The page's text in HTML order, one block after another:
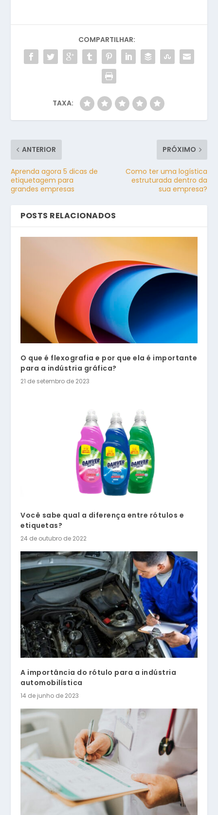
COMPARTILHAR:
TAXA:
ANTERIOR
Aprenda agora 5 dicas de
etiquetagem para
grandes empresas
PRÓXIMO
Como ter uma logística
estruturada dentro da
sua empresa?
POSTS RELACIONADOS
O que é flexografia e por que ela é importante
para a indústria gráfica?
21 de setembro de 2023
Você sabe qual a diferença entre rótulos e
etiquetas?
24 de outubro de 2022
A importância do rótulo para a indústria
automobilística
14 de junho de 2023